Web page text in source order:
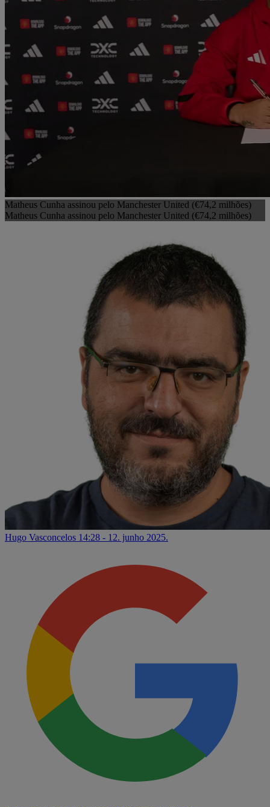
Matheus Cunha assinou pelo Manchester United (€74,2 milhões)
Matheus Cunha assinou pelo Manchester United (€74,2 milhões)
Hugo Vasconcelos 14:28 - 12. junho 2025.